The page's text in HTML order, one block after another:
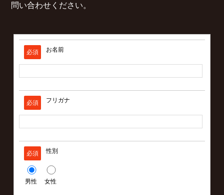
問い合わせください。
必須 お名前
必須 フリガナ
必須 性別
男性 女性